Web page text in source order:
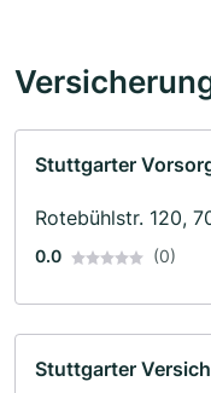
Stuttgarter
Rotebühlstr. 120,
0.0 (0)
Stuttgarter